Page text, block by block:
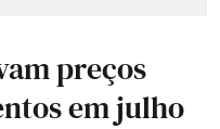
preços
em julho